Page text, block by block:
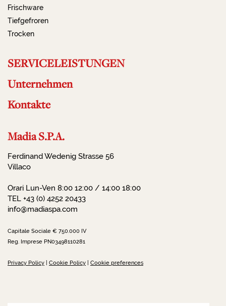
Frischware
Tiefgefroren
Trocken
SERVICELEISTUNGEN
Unternehmen
Kontakte
Madia S.P.A.
Ferdinand Wedenig Strasse 56
Villaco
Orari Lun-Ven 8:00 12:00 / 14:00 18:00
TEL +43 (0) 4252 20433
info@madiaspa.com
Capitale Sociale € 750.000 IV
Reg. Imprese PN03498110281
Privacy Policy Cookie Policy Cookie preferences